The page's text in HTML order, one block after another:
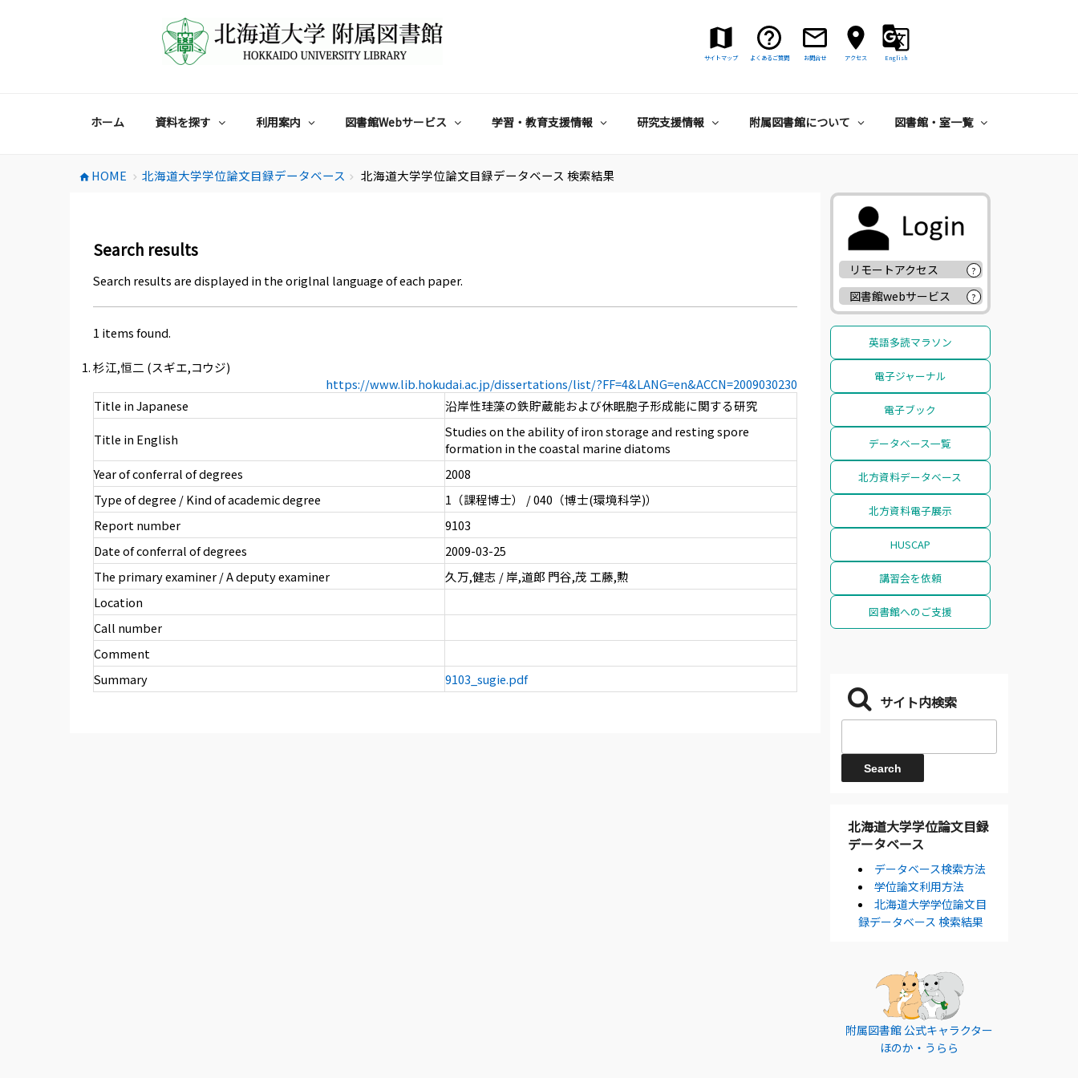
サイトマップ よくあるご質問 お問合せ アクセス English
ホーム 資料を探す 利用案内 図書館Webサービス 学習・教育支援情報 研究支援情報 附属図書館について 図書館・室一覧
home HOME chevron_right 北海道大学学位論文目録データベース chevron_right 北海道大学学位論文目録データベース 検索結果
Search results
Search results are displayed in the origlnal language of each paper.
1 items found.
杉江,恒二 (スギエ,コウジ)
https://www.lib.hokudai.ac.jp/dissertations/list/?FF=4&LANG=en&ACCN=2009030230
Title in Japanese
沿岸性珪藻の鉄貯蔵能および休眠胞子形成能に関する研究
Title in English
Studies on the ability of iron storage and resting spore
formation in the coastal marine diatoms
Year of conferral of degrees
2008
Type of degree / Kind of academic degree
1（課程博士） / 040（博士(環境科学)）
Report number
9103
Date of conferral of degrees
2009-03-25
The primary examiner / A deputy examiner
久万,健志 / 岸,道郎 門谷,茂 工藤,勲
Location
Call number
Comment
Summary
9103_sugie.pdf
リモートアクセス ?
図書館webサービス ?
英語多読マラソン
電子ジャーナル
電子ブック
データベース一覧
北方資料データベース
北方資料電子展示
HUSCAP
講習会を依頼
図書館へのご支援
サイト内検索
北海道大学学位論文目録
データベース
データベース検索方法
学位論文利用方法
北海道大学学位論文目
録データベース 検索結果
附属図書館 公式キャラクター
ほのか・うらら